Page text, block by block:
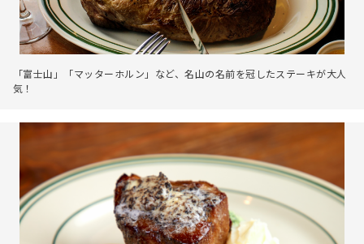
「富士山」「マッターホルン」など、名山の名前を冠したステーキが大人
気！